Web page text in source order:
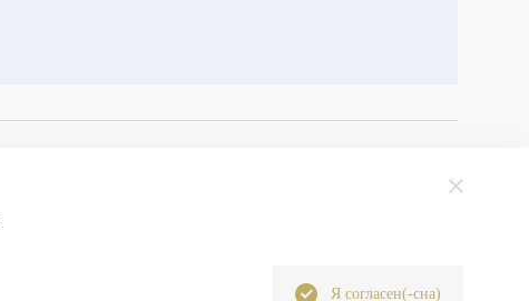
Я согласен(-сна)